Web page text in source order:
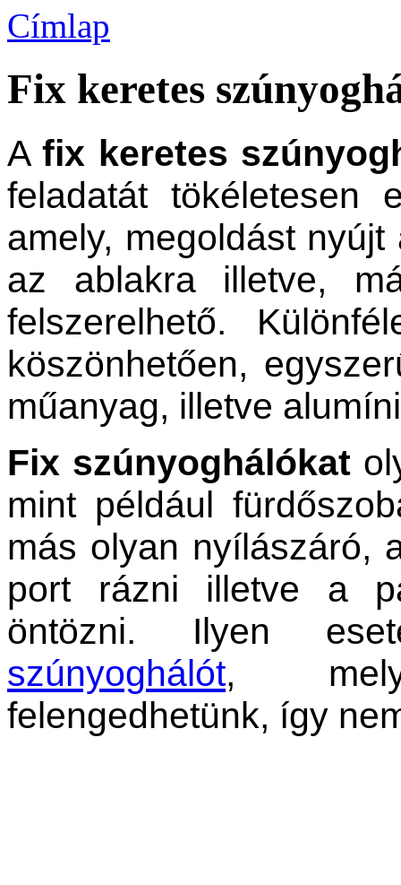
Címlap
Fix keretes
Afix keretes
feladatát tökéletesen
amely, megoldást
az ablakra illetve,
felszerelhető.
köszönhetően,
műanyag, illetve
Fix szúnyoghálókat
mint például
más olyan nyílászáró,
port rázni illetve a
öntözni. Ilyen
szúnyoghálót,
felengedhetünk, így